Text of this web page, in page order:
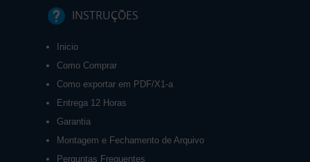
INSTRUÇÕES
Inicio
Como Comprar
Como exportar em PDF/X1-a
Entrega 12 Horas
Garantia
Montagem e Fechamento de Arquivo
Perguntas Frequentes